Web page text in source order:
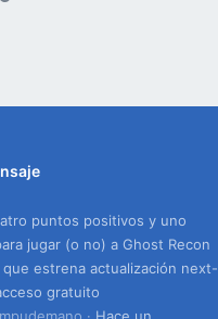
puntos positivos y uno
jugar (o no) a Ghost Recon
que estrena actualización next-
gratuito